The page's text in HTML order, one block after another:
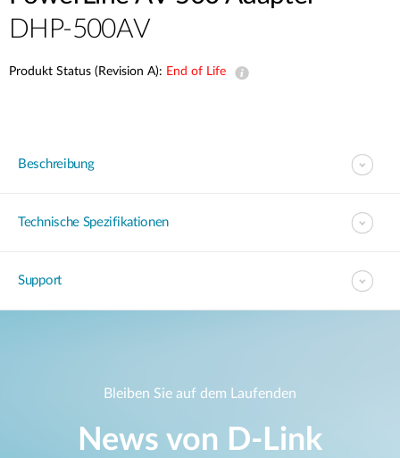
DHP-500AV
Produkt Status (Revision A): End of Life
Beschreibung
Technische Spezifikationen
Support
Bleiben Sie auf dem Laufenden
News von D‑Link